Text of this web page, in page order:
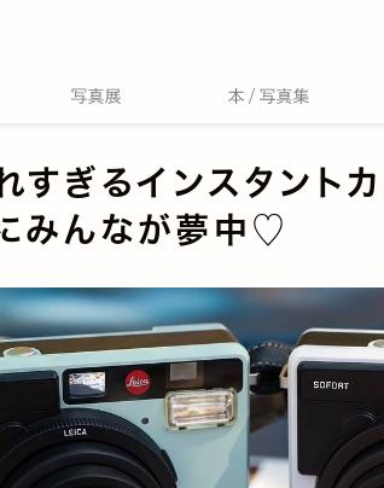
すぎるインスタントカ
みんなが夢中♡